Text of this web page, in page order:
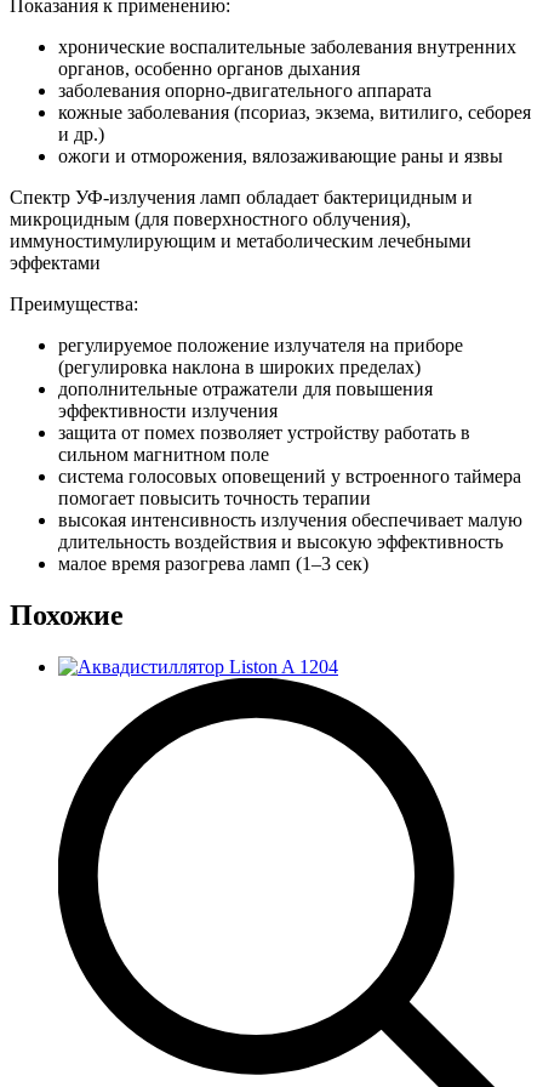
Показания к применению:
хронические воспалительные заболевания внутренних
органов, особенно органов дыхания
заболевания опорно-двигательного аппарата
кожные заболевания (псориаз, экзема, витилиго, себорея
и др.)
ожоги и отморожения, вялозаживающие раны и язвы
Спектр УФ-излучения ламп обладает бактерицидным и
микроцидным (для поверхностного облучения),
иммуностимулирующим и метаболическим лечебными
эффектами
Преимущества:
регулируемое положение излучателя на приборе
(регулировка наклона в широких пределах)
дополнительные отражатели для повышения
эффективности излучения
защита от помех позволяет устройству работать в
сильном магнитном поле
система голосовых оповещений у встроенного таймера
помогает повысить точность терапии
высокая интенсивность излучения обеспечивает малую
длительность воздействия и высокую эффективность
малое время разогрева ламп (1–3 сек)
Похожие